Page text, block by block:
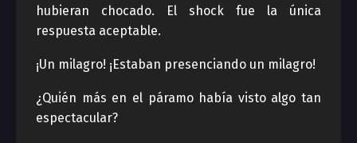
hubieran chocado. El shock fue la única
respuesta aceptable.
¡Un milagro! ¡Estaban presenciando un milagro!
¿Quién más en el páramo había visto algo tan
espectacular?